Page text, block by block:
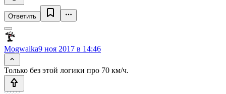
Ответить
Mogwaika9 ноя 2017 в 14:46
Только без этой логики про 70 км/ч.